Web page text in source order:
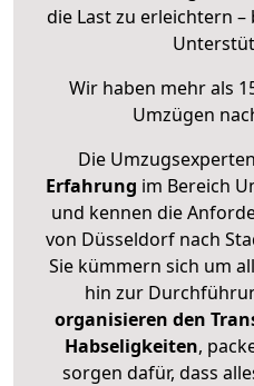
die Last zu erleichtern
Wir haben mehr als
Umzügen
Die
Erfahrung im Bereich
und kennen die
von Düsseldorf nach
Sie kümmern sich um
hin zur
organisieren den
Habseligkeiten,
sorgen dafür, dass